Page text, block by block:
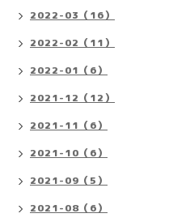
2022-03（16）
2022-02（11）
2022-01（6）
2021-12（12）
2021-11（6）
2021-10（6）
2021-09（5）
2021-08（6）